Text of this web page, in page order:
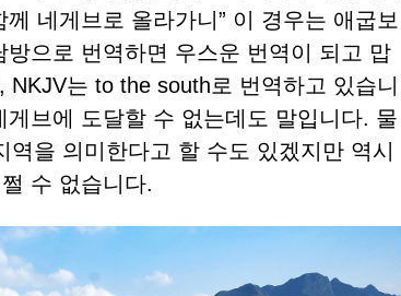
네게브로 올라가니” 이 경우는 애굽보
으로 번역하면 우스운 번역이 되고 맙
는 to the south로 번역하고 있습니
브에 도달할 수 없는데도 말입니다. 물
을 의미한다고 할 수도 있겠지만 역시
수 없습니다.